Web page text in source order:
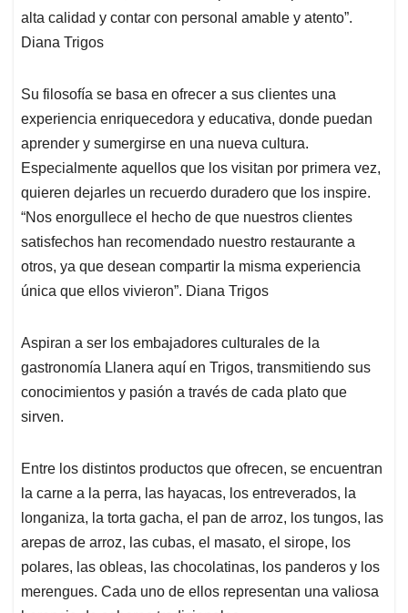
alta calidad y contar con personal amable y atento”.
Diana Trigos
Su filosofía se basa en ofrecer a sus clientes una
experiencia enriquecedora y educativa, donde puedan
aprender y sumergirse en una nueva cultura.
Especialmente aquellos que los visitan por primera vez,
quieren dejarles un recuerdo duradero que los inspire.
“Nos enorgullece el hecho de que nuestros clientes
satisfechos han recomendado nuestro restaurante a
otros, ya que desean compartir la misma experiencia
única que ellos vivieron”. Diana Trigos
Aspiran a ser los embajadores culturales de la
gastronomía Llanera aquí en Trigos, transmitiendo sus
conocimientos y pasión a través de cada plato que
sirven.
Entre los distintos productos que ofrecen, se encuentran
la carne a la perra, las hayacas, los entreverados, la
longaniza, la torta gacha, el pan de arroz, los tungos, las
arepas de arroz, las cubas, el masato, el sirope, los
polares, las obleas, las chocolatinas, los panderos y los
merengues. Cada uno de ellos representan una valiosa